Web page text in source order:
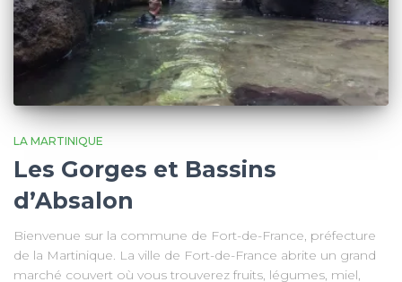
LA MARTINIQUE
Les Gorges et Bassins
d’Absalon
Bienvenue sur la commune de Fort-de-France, préfecture
de la Martinique. La ville de Fort-de-France abrite un grand
marché couvert où vous trouverez fruits, légumes, miel,